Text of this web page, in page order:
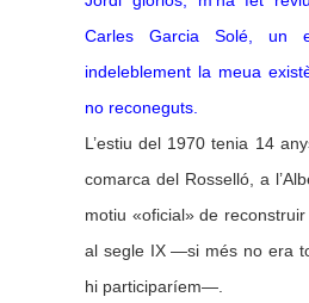
Carles Garcia Solé, un
indeleblement la meua
no reconeguts.
L’estiu del 1970 tenia 14
comarca del Rosselló, a
motiu «oficial» de
al segle IX —si més no era
hi participaríem—.